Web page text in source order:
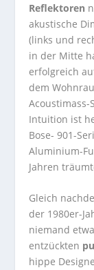
Reflektoren
akustische
(links und
in der Mitte
erfolgreich
dem
Acoustimass-
Intuition ist
Bose- 901-
Aluminium-
Jahren
Gleich
der 1980er-
niemand
entzückten
hippe